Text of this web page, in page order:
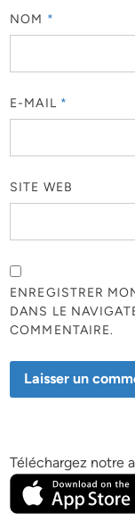
NOM *
E-MAIL *
SITE WEB
ENREGISTRER
DANS LE
COMMENTAIRE.
Téléchargez notre